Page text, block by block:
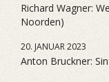
Richard Wagner:
Noorden)
20. JANUAR 2023
Anton Bruckner: